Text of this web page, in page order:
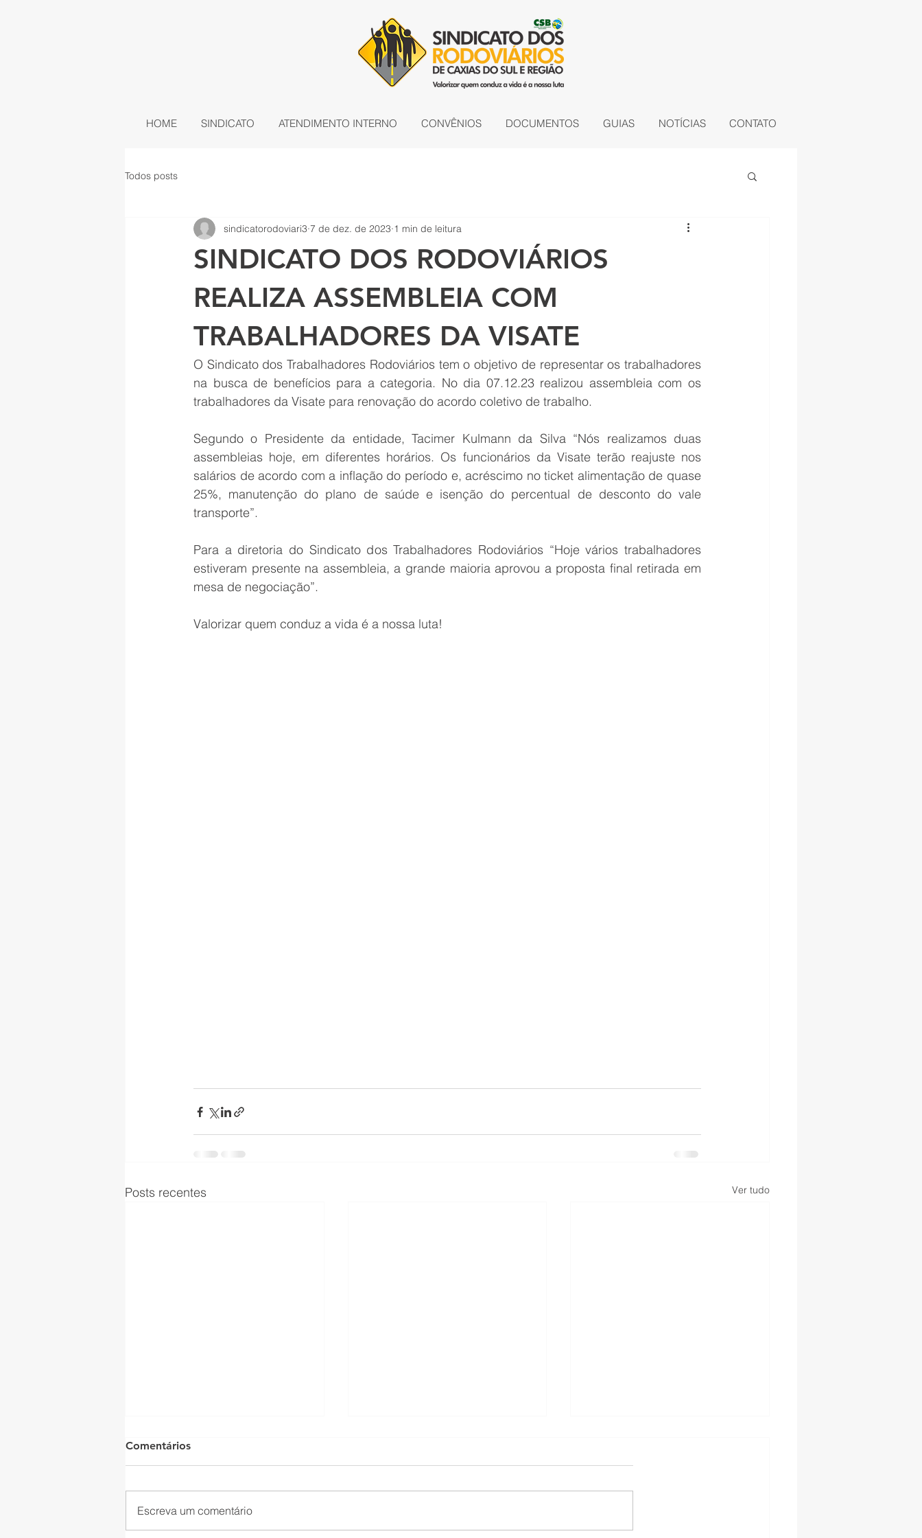
HOME SINDICATO ATENDIMENTO INTERNO CONVÊNIOS DOCUMENTOS GUIAS NOTÍCIAS CONTATO
Todos posts
SINDICATO DOS RODOVIÁRIOS
REALIZA ASSEMBLEIA COM
TRABALHADORES DA VISATE
sindicatorodoviari3 7 de dez. de 2023 1 min de leitura
O Sindicato dos Trabalhadores Rodoviários tem o objetivo de representar os trabalhadores
na busca de benefícios para a categoria. No dia 07.12.23 realizou assembleia com os
trabalhadores da Visate para renovação do acordo coletivo de trabalho.
Segundo o Presidente da entidade, Tacimer Kulmann da Silva “Nós realizamos duas
assembleias hoje, em diferentes horários. Os funcionários da Visate terão reajuste nos
salários de acordo com a inflação do período e, acréscimo no ticket alimentação de quase
25%, manutenção do plano de saúde e isenção do percentual de desconto do vale
transporte”.
Para a diretoria do Sindicato dos Trabalhadores Rodoviários “Hoje vários trabalhadores
estiveram presente na assembleia, a grande maioria aprovou a proposta final retirada em
mesa de negociação”.
Valorizar quem conduz a vida é a nossa luta!
Posts recentes Ver tudo
Comentários
Escreva um comentário